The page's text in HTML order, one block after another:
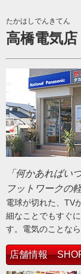
たかはしでんきてん
高橋電気店
「何かあればい
フットワークの
電球が切れた、TV
細なことでもすぐ
す。電気のことな
店舗情報